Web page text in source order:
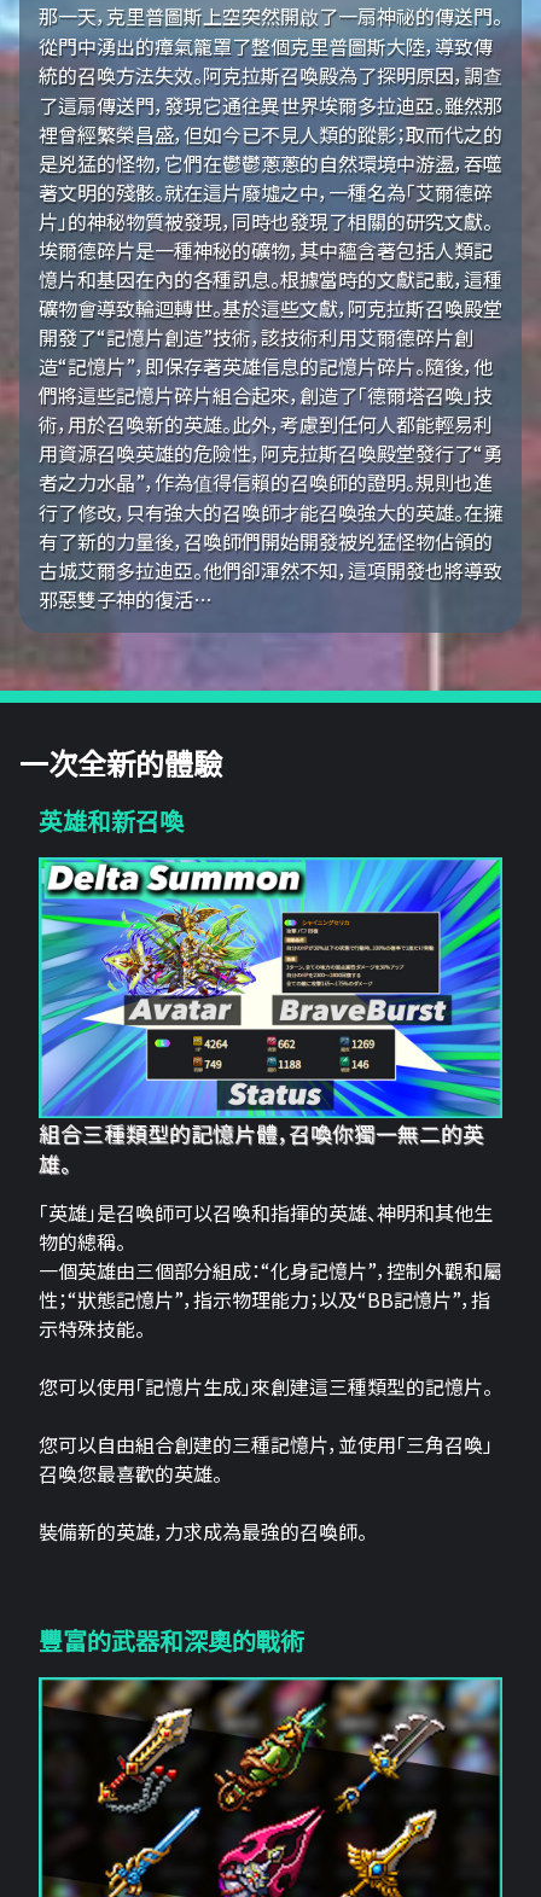
那一天，克里普圖斯上空突然開啟了一扇神祕的傳送門。
從門中湧出的瘴氣籠罩了整個克里普圖斯大陸，導致傳
統的召喚方法失效。阿克拉斯召喚殿為了探明原因，調查
了這扇傳送門，發現它通往異世界埃爾多拉迪亞。雖然那
裡曾經繁榮昌盛，但如今已不見人類的蹤影；取而代之的
是兇猛的怪物，它們在鬱鬱蔥蔥的自然環境中游盪，吞噬
著文明的殘骸。就在這片廢墟之中，一種名為「艾爾德碎
片」的神秘物質被發現，同時也發現了相關的研究文獻。
埃爾德碎片是一種神秘的礦物，其中蘊含著包括人類記
憶片和基因在內的各種訊息。根據當時的文獻記載，這種
礦物會導致輪迴轉世。基於這些文獻，阿克拉斯召喚殿堂
開發了“記憶片創造”技術，該技術利用艾爾德碎片創
造“記憶片”，即保存著英雄信息的記憶片碎片。隨後，他
們將這些記憶片碎片組合起來，創造了「德爾塔召喚」技
術，用於召喚新的英雄。此外，考慮到任何人都能輕易利
用資源召喚英雄的危險性，阿克拉斯召喚殿堂發行了“勇
者之力水晶”，作為值得信賴的召喚師的證明。規則也進
行了修改，只有強大的召喚師才能召喚強大的英雄。在擁
有了新的力量後，召喚師們開始開發被兇猛怪物佔領的
古城艾爾多拉迪亞。他們卻渾然不知，這項開發也將導致
邪惡雙子神的復活…
一次全新的體驗
英雄和新召喚
組合三種類型的記憶片體，召喚你獨一無二的英
雄。
「英雄」是召喚師可以召喚和指揮的英雄、神明和其他生
物的總稱。
一個英雄由三個部分組成：“化身記憶片”，控制外觀和屬
性；“狀態記憶片”，指示物理能力；以及“BB記憶片”，指
示特殊技能。
您可以使用「記憶片生成」來創建這三​​種類型的記憶片。
您可以自由組合創建的三種記憶片，並使用「三角召喚」
召喚您最喜歡的英雄。
裝備新的英雄，力求成為最強的召喚師。
豐富的武器和深奧的戰術